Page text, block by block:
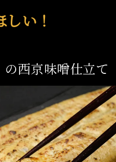
い！
の西京味噌仕立て